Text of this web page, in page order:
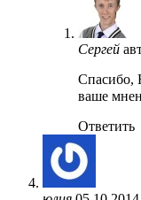
Сергей
Спасибо,
ваше
Ответить